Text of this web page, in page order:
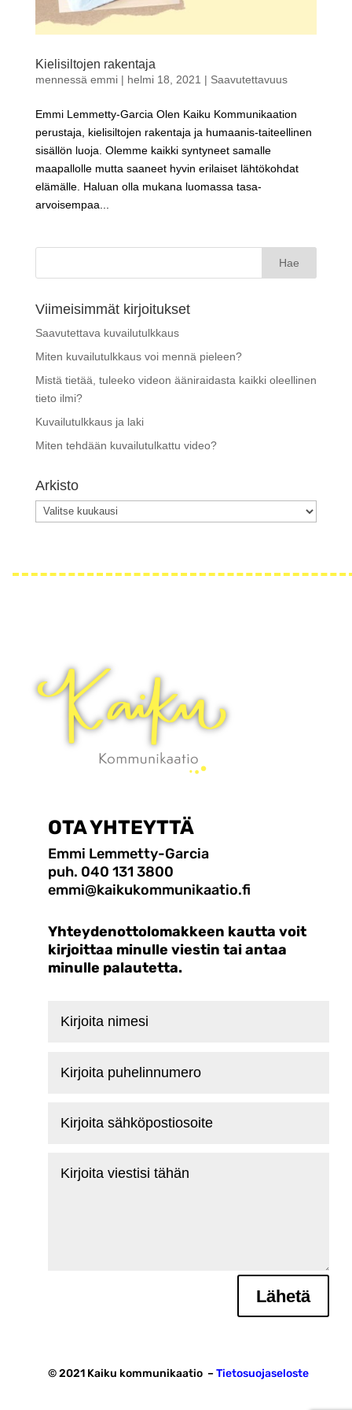
Kielisiltojen rakentaja
mennessä emmi| helmi 18, 2021 | Saavutettavuus
Emmi Lemmetty-Garcia Olen Kaiku Kommunikaation
perustaja, kielisiltojen rakentaja ja humaanis-taiteellinen
sisällön luoja. Olemme kaikki syntyneet samalle
maapallolle mutta saaneet hyvin erilaiset lähtökohdat
elämälle. Haluan olla mukana luomassa tasa-
arvoisempaa...
Viimeisimmät kirjoitukset
Saavutettava kuvailutulkkaus
Miten kuvailutulkkaus voi mennä pieleen?
Mistä tietää, tuleeko videon ääniraidasta kaikki oleellinen
tieto ilmi?
Kuvailutulkkaus ja laki
Miten tehdään kuvailutulkattu video?
Arkisto
Arkisto
OTA YHTEYTTÄ
Emmi Lemmetty-Garcia
puh. 040 131 3800
emmi@kaikukommunikaatio.fi
Yhteydenottolomakkeen kautta voit
kirjoittaa minulle viestin tai antaa
minulle palautetta.
nimesi
puhelinnumero
sähköpostiosoite
viestisi
Lähetä
© 2021 Kaiku kommunikaatio – Tietosuojaseloste